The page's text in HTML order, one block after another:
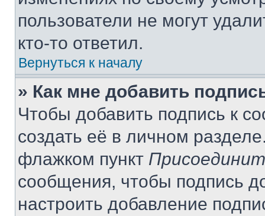
пользователи не могут
кто-то ответил.
Вернуться к началу
» Как мне добавить
Чтобы добавить подпись к
создать её в личном
флажком пункт
сообщения, чтобы подпись
настроить добавление